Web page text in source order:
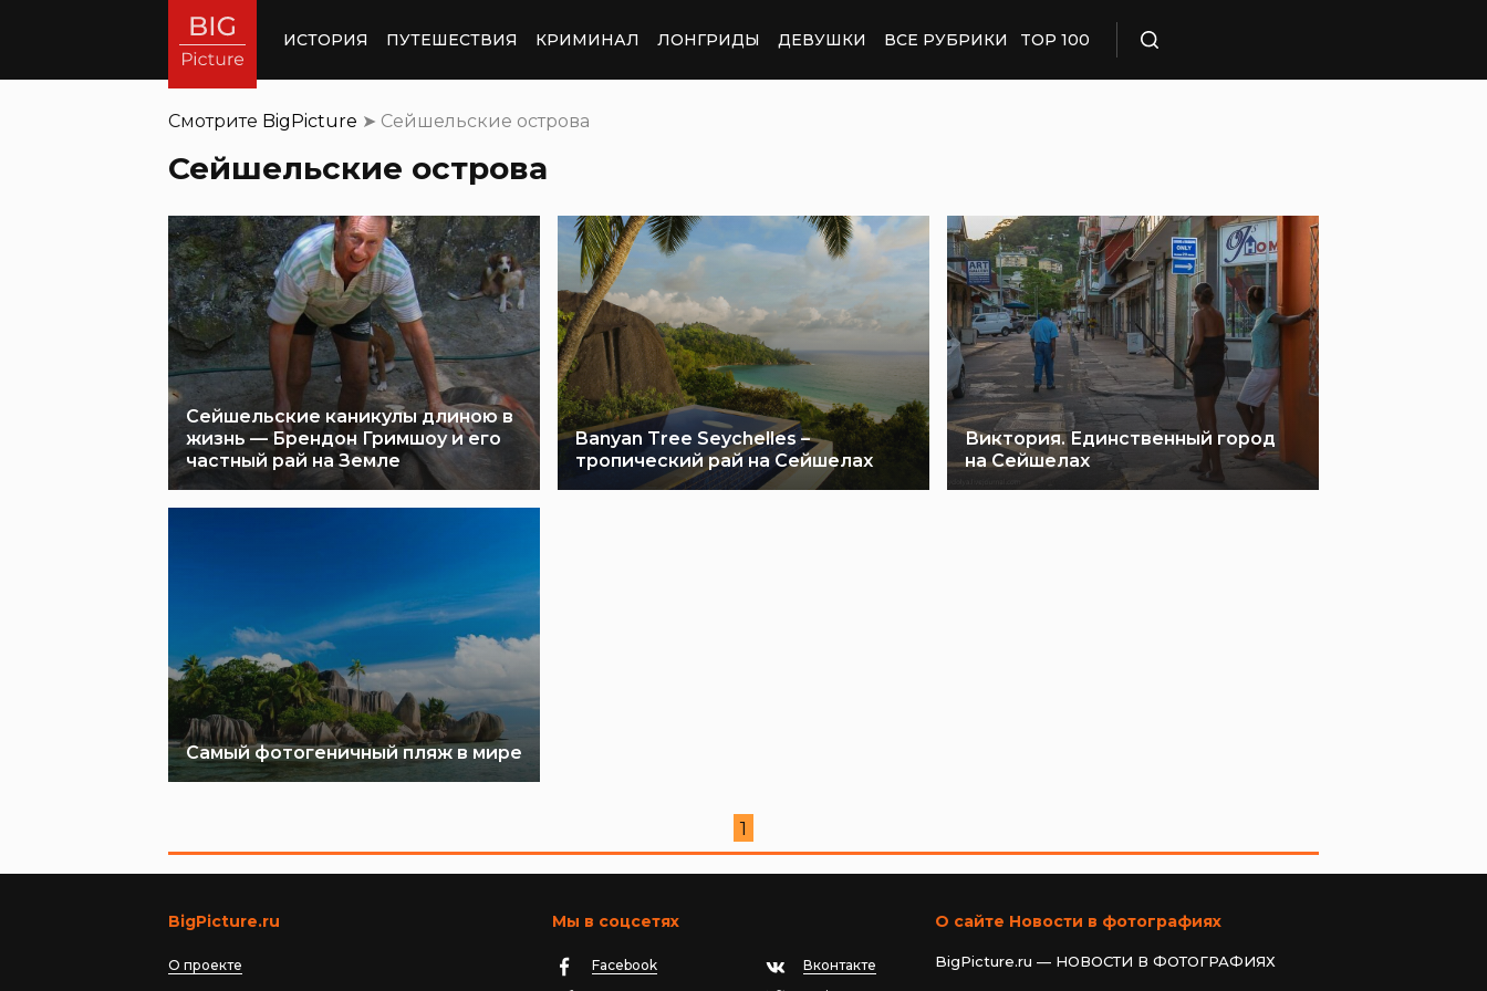
ИСТОРИЯ ПУТЕШЕСТВИЯ КРИМИНАЛ ЛОНГРИДЫ ДЕВУШКИ ВСЕ РУБРИКИ TOP 100
Смотрите BigPicture ➤ Сейшельские острова
Сейшельские острова
Сейшельские каникулы длиною в
жизнь — Брендон Гримшоу и его
частный рай на Земле
Banyan Tree Seychelles –
тропический рай на Сейшелах
Виктория. Единственный город
на Сейшелах
Самый фотогеничный пляж в мире
1
BigPicture.ru
О проекте
Мы в соцсетях
Facebook
Вконтакте
О сайте Новости в фотографиях
BigPicture.ru — НОВОСТИ В ФОТОГРАФИЯХ